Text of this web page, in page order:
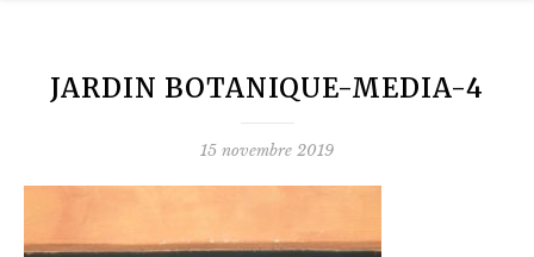
JARDIN BOTANIQUE-MEDIA-4
15 novembre 2019